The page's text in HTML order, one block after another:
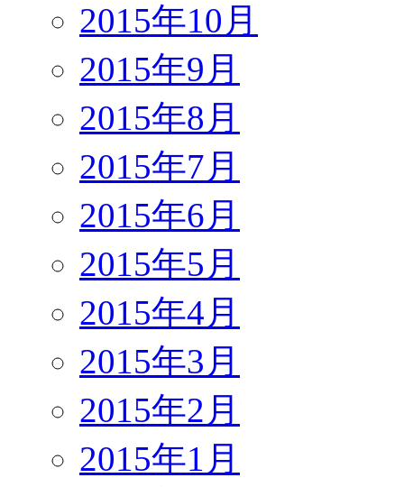
2015年10月
2015年9月
2015年8月
2015年7月
2015年6月
2015年5月
2015年4月
2015年3月
2015年2月
2015年1月